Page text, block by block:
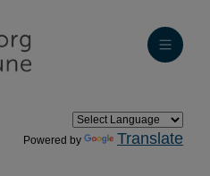
Powered by Translate